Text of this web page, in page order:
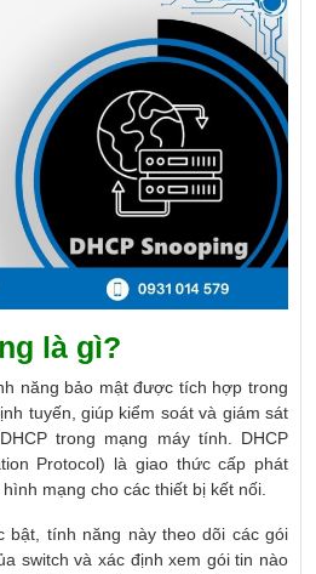
là gì?
năng bảo mật được tích hợp trong
tuyến, giúp kiểm soát và giám sát
trong mạng máy tính. DHCP
Protocol) là giao thức cấp phát
mạng cho các thiết bị kết nối.
bật, tính năng này theo dõi các gói
switch và xác định xem gói tin nào